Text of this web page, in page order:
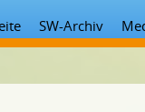
SW-Archiv